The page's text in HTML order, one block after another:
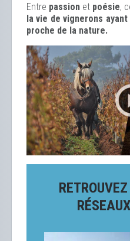
Entre passion et poésie,
la vie de vignerons
proche de la nature.